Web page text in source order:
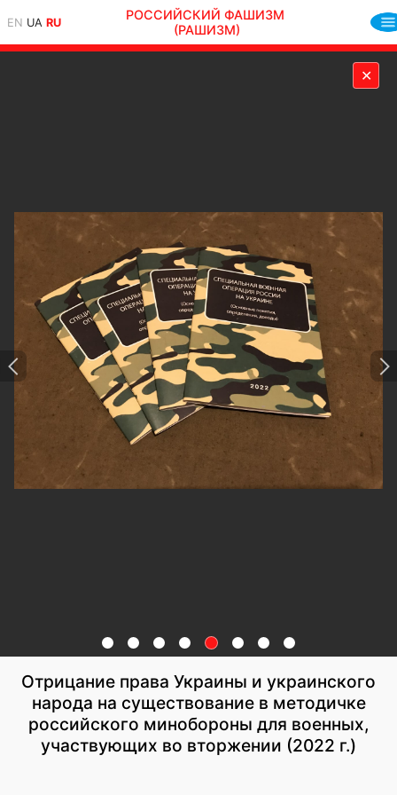
EN UA RU
РОССИЙСКИЙ ФАШИЗМ
(РАШИЗМ)
✕
Отрицание права Украины и украинского
народа на существование в методичке
российского минобороны для военных,
участвующих во вторжении (2022 г.)